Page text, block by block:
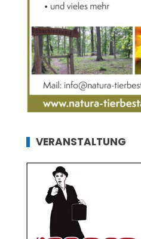
VERANSTALTUNG